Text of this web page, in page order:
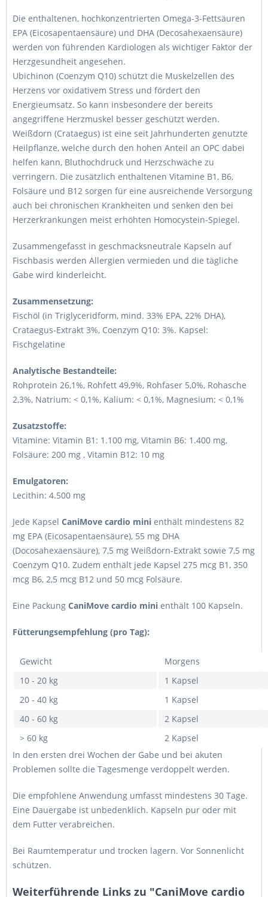
Die enthaltenen, hochkonzentrierten Omega-3-Fettsäuren
EPA (Eicosapentaensäure) und DHA (Decosahexaensäure)
werden von führenden Kardiologen als wichtiger Faktor der
Herzgesundheit angesehen.
Ubichinon (Coenzym Q10) schützt die Muskelzellen des
Herzens vor oxidativem Stress und fördert den
Energieumsatz. So kann insbesondere der bereits
angegriffene Herzmuskel besser geschützt werden.
Weißdorn (Crataegus) ist eine seit Jahrhunderten genutzte
Heilpflanze, welche durch den hohen Anteil an OPC dabei
helfen kann, Bluthochdruck und Herzschwäche zu
verringern. Die zusätzlich enthaltenen Vitamine B1, B6,
Folsäure und B12 sorgen für eine ausreichende Versorgung
auch bei chronischen Krankheiten und senken den bei
Herzerkrankungen meist erhöhten Homocystein-Spiegel.
Zusammengefasst in geschmacksneutrale Kapseln auf
Fischbasis werden Allergien vermieden und die tägliche
Gabe wird kinderleicht.
Zusammensetzung:
Fischöl (in Triglyceridform, mind. 33% EPA, 22% DHA),
Crataegus-Extrakt 3%, Coenzym Q10: 3%. Kapsel:
Fischgelatine
Analytische Bestandteile:
Rohprotein 26,1%, Rohfett 49,9%, Rohfaser 5,0%, Rohasche
2,3%, Natrium: < 0,1%, Kalium: < 0,1%, Magnesium: < 0,1%
Zusatzstoffe:
Vitamine: Vitamin B1: 1.100 mg, Vitamin B6: 1.400 mg,
Folsäure: 200 mg , Vitamin B12: 10 mg
Emulgatoren:
Lecithin: 4.500 mg
Jede Kapsel CaniMove cardio mini enthält mindestens 82
mg EPA (Eicosapentaensäure), 55 mg DHA
(Docosahexaensäure), 7,5 mg Weißdorn-Extrakt sowie 7,5 mg
Coenzym Q10. Zudem enthält jede Kapsel 275 mcg B1, 350
mcg B6, 2,5 mcg B12 und 50 mcg Folsäure.
Eine Packung CaniMove cardio mini enthält 100 Kapseln.
Fütterungsempfehlung (pro Tag):
Gewicht
Morgens
10 - 20 kg
1 Kapsel
20 - 40 kg
1 Kapsel
40 - 60 kg
2 Kapsel
> 60 kg
2 Kapsel
In den ersten drei Wochen der Gabe und bei akuten
Problemen sollte die Tagesmenge verdoppelt werden.
Die empfohlene Anwendung umfasst mindestens 30 Tage.
Eine Dauergabe ist unbedenklich. Kapseln pur oder mit
dem Futter verabreichen.
Bei Raumtemperatur und trocken lagern. Vor Sonnenlicht
schützen.
Weiterführende Links zu "CaniMove cardio